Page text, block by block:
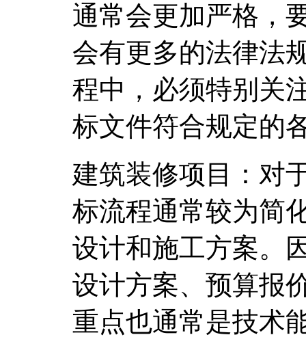
通常会更加严格，
会有更多的法律法
程中，必须特别关
标文件符合规定的
建筑装修项目：对
标流程通常较为简
设计和施工方案。
设计方案、预算报
重点也通常是技术